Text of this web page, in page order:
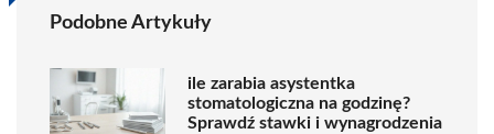
Podobne Artykuły
ile zarabia asystentka
stomatologiczna na godzinę?
Sprawdź stawki i wynagrodzenia